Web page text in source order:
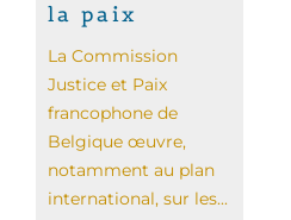
la paix
La Commission
Justice et Paix
francophone de
Belgique œuvre,
notamment au plan
international, sur les...